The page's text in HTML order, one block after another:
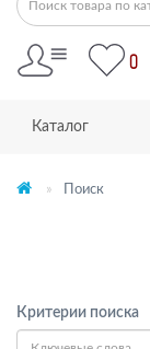
0
Каталог
Поиск
Критерии поиска